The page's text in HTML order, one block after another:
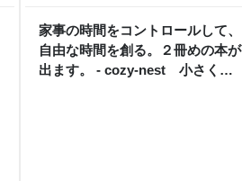
家事の時間をコントロールして、
自由な時間を創る。２冊めの本が
出ます。 - cozy-nest 小さく整